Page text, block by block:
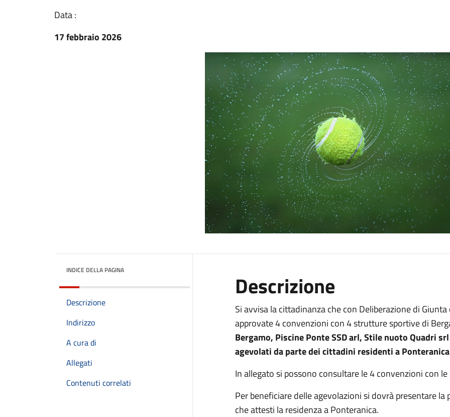
Data :
17 febbraio 2026
INDICE DELLA PAGINA
Descrizione
Indirizzo
A cura di
Allegati
Contenuti correlati
Descrizione
Si avvisa la cittadinanza che con Deliberazione di
approvate 4 convenzioni con 4 strutture sportive di
Bergamo, Piscine Ponte SSD arl, Stile nuoto Quadri
agevolati da parte dei cittadini residenti a
In allegato si possono consultare le 4 convenzioni con
Per beneficiare delle agevolazioni si dovrà presentare
che attesti la residenza a Ponteranica.